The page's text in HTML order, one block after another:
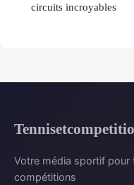
circuits incroyables
Votre média sportif pour
compétitions